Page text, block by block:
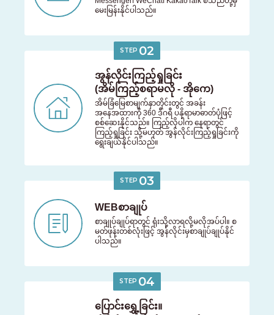
မေးမြန်းနိုင်ပါသည်။
STEP 02
အွန်လိုင်းကြည့်ရှုခြင်း
(အိမ်ကြည့်စရာမလို - အိုကေ)
အိမ်ခြံမြေစာမျက်နှာတိုင်းတွင် အခန်း
အနေအထားကို 360 ဒီဂရီ ပနိုရာမာဓာတ်ပုံဖြင့်
စစ်ဆေးနိုင်သည်။ ကြည့်လိုပါက နေရာတွင်
ကြည့်ရှုခြင်း သို့မဟုတ် အွန်လိုင်းကြည့်ရှုခြင်းကို
ရွေးချယ်နိုင်ပါသည်။
STEP 03
WEBစာချုပ်
စာချုပ်ချုပ်ရာတွင် ရုံးသို့လာရလို့မလိုအပ်ပါ။ စ
မတ်ဖုန်းတစ်လုံးဖြင့် အွန်လိုင်းမှစာချုပ်ချုပ်နိုင်
ပါသည်။
STEP 04
ပြောင်းရွှေ့ခြင်း။
အခန်းရှာနေသူများအတွက်
03-6712-4346
နေထိုင်ရန် စီစဉ်နေသူများနှင့် နေထိုင်သူများအတွက်သာ
03-6712-4344